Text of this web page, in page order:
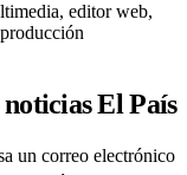
editor web,
El País
un correo electrónico